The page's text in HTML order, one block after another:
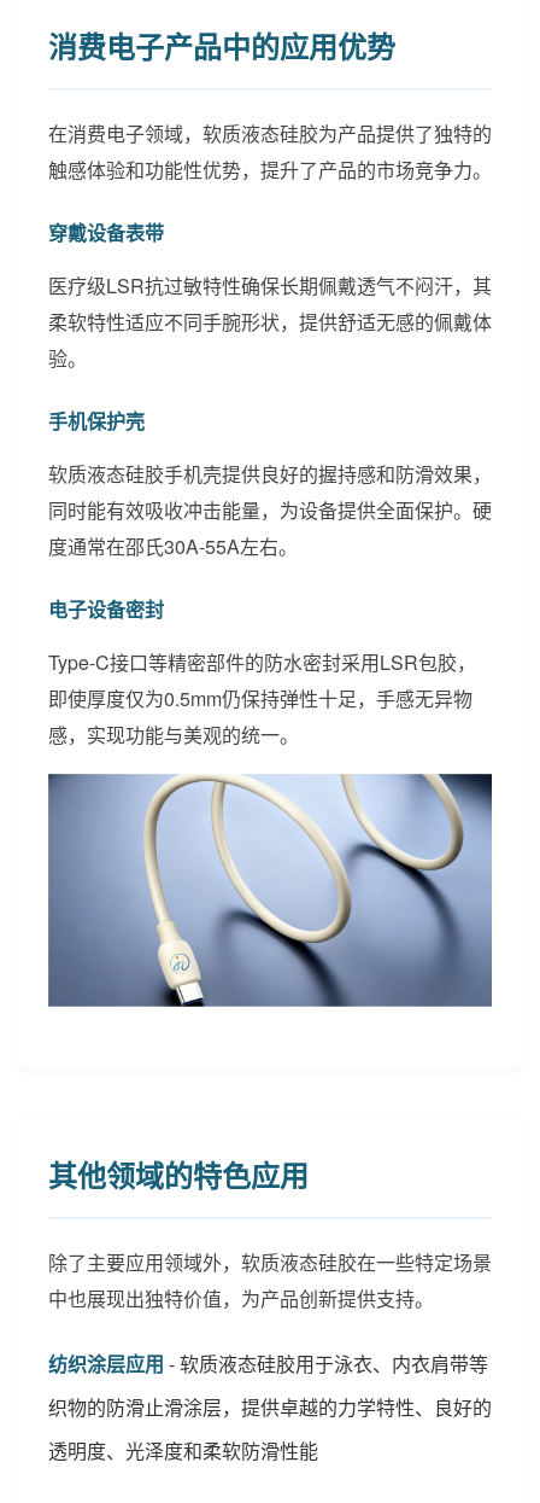
消费电子产品中的应用优势
在消费电子领域，软质液态硅胶为产品提供了独特的
触感体验和功能性优势，提升了产品的市场竞争力。
穿戴设备表带
医疗级LSR抗过敏特性确保长期佩戴透气不闷汗，其
柔软特性适应不同手腕形状，提供舒适无感的佩戴体
验。
手机保护壳
软质液态硅胶手机壳提供良好的握持感和防滑效果，
同时能有效吸收冲击能量，为设备提供全面保护。硬
度通常在邵氏30A-55A左右。
电子设备密封
Type-C接口等精密部件的防水密封采用LSR包胶，
即使厚度仅为0.5mm仍保持弹性十足，手感无异物
感，实现功能与美观的统一。
其他领域的特色应用
除了主要应用领域外，软质液态硅胶在一些特定场景
中也展现出独特价值，为产品创新提供支持。
纺织涂层应用 - 软质液态硅胶用于泳衣、内衣肩带等
织物的防滑止滑涂层，提供卓越的力学特性、良好的
透明度、光泽度和柔软防滑性能